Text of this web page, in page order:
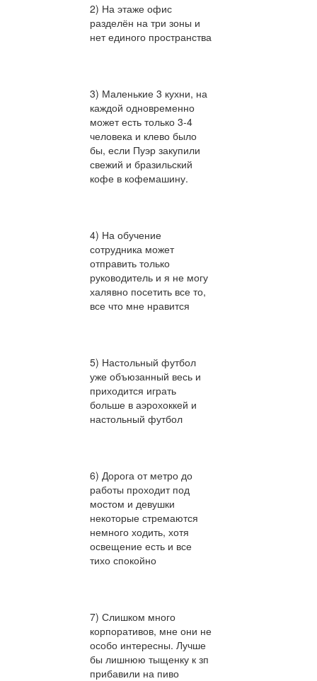
2) На этаже офис
разделён на три зоны и
нет единого пространства
3) Маленькие 3 кухни, на
каждой одновременно
может есть только 3-4
человека и клево было
бы, если Пуэр закупили
свежий и бразильский
кофе в кофемашину.
4) На обучение
сотрудника может
отправить только
руководитель и я не могу
халявно посетить все то,
все что мне нравится
5) Настольный футбол
уже объюзанный весь и
приходится играть
больше в аэрохоккей и
настольный футбол
6) Дорога от метро до
работы проходит под
мостом и девушки
некоторые стремаются
немного ходить, хотя
освещение есть и все
тихо спокойно
7) Слишком много
корпоративов, мне они не
особо интересны. Лучше
бы лишнюю тыщенку к зп
прибавили на пиво